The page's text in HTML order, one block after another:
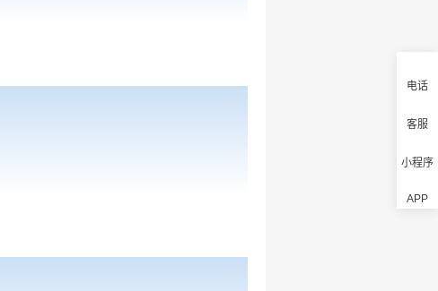
电话
客服
小程序
APP